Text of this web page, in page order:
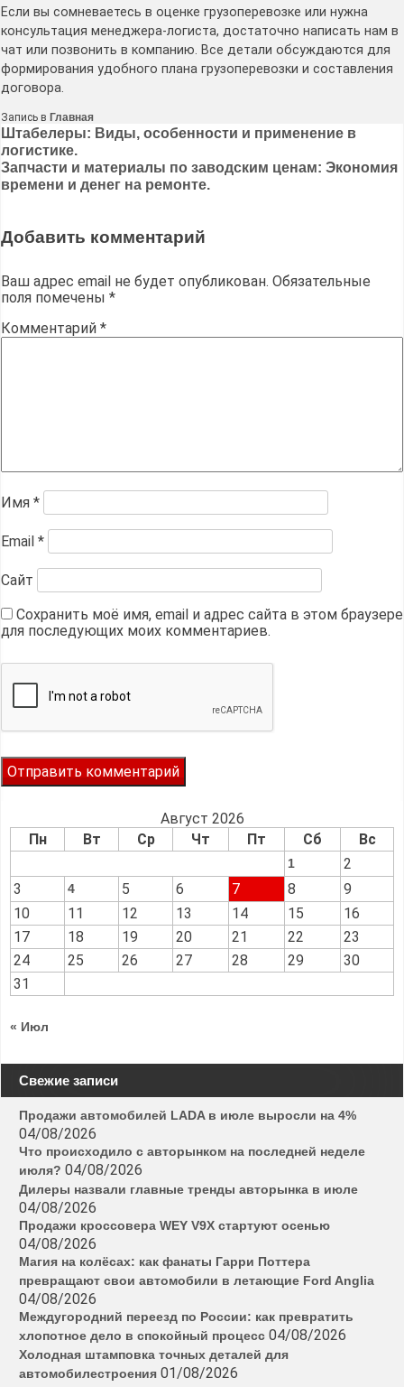
Если вы сомневаетесь в оценке грузоперевозке или нужна
консультация менеджера-логиста, достаточно написать нам в
чат или позвонить в компанию. Все детали обсуждаются для
формирования удобного плана грузоперевозки и составления
договора.
Запись в Главная
Навигация
по
записям
Штабелеры: Виды, особенности и применение в
логистике.
Запчасти и материалы по заводским ценам: Экономия
времени и денег на ремонте.
Добавить комментарий
Ваш адрес email не будет опубликован. Обязательные
поля помечены *
Комментарий *
Имя *
Email *
Сайт
Сохранить моё имя, email и адрес сайта в этом браузере
для последующих моих комментариев.
Август 2026
Пн
Вт Ср Чт Пт Сб Вс
1
2
3
4 5 6 7 8
9
10
11 12 13 14 15
16
17
18 19 20 21 22
23
24
25 26 27 28 29
30
31
« Июл
Свежие записи
Продажи автомобилей LADA в июле выросли на 4%
04/08/2026
Что происходило с авторынком на последней неделе
июля? 04/08/2026
Дилеры назвали главные тренды авторынка в июле
04/08/2026
Продажи кроссовера WEY V9X стартуют осенью
04/08/2026
Магия на колёсах: как фанаты Гарри Поттера
превращают свои автомобили в летающие Ford Anglia
04/08/2026
Междугородний переезд по России: как превратить
хлопотное дело в спокойный процесс 04/08/2026
Холодная штамповка точных деталей для
автомобилестроения 01/08/2026